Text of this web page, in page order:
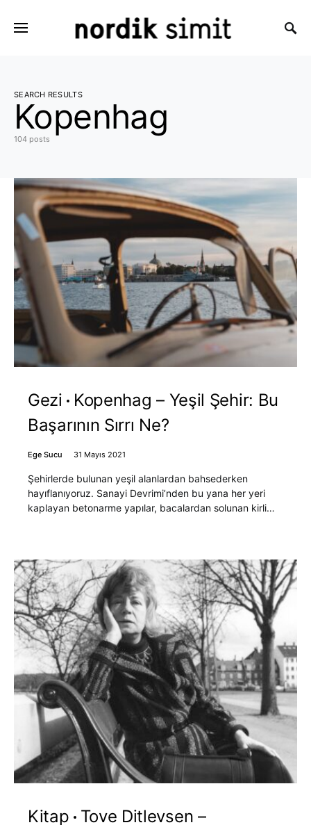
SEARCH RESULTS
Kopenhag
104 posts
Gezi
Kopenhag – Yeşil Şehir: Bu
Başarının Sırrı Ne?
Ege Sucu 31 Mayıs 2021
Şehirlerde bulunan yeşil alanlardan bahsederken
hayıflanıyoruz. Sanayi Devrimi’nden bu yana her yeri
kaplayan betonarme yapılar, bacalardan solunan kirli…
Kitap
Tove Ditlevsen –